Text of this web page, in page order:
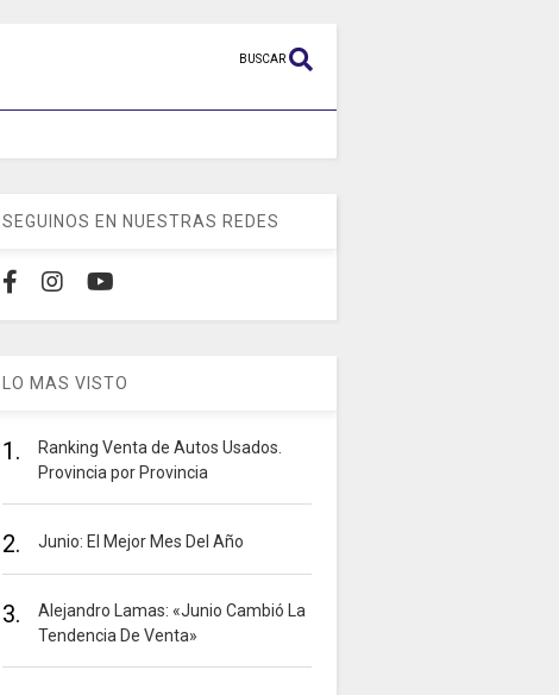
BUSCAR
SEGUINOS EN NUESTRAS REDES
LO MAS VISTO
1.
Ranking Venta de Autos Usados.
Provincia por Provincia
2. Junio: El Mejor Mes Del Año
3.
Alejandro Lamas: «Junio Cambió La
Tendencia De Venta»